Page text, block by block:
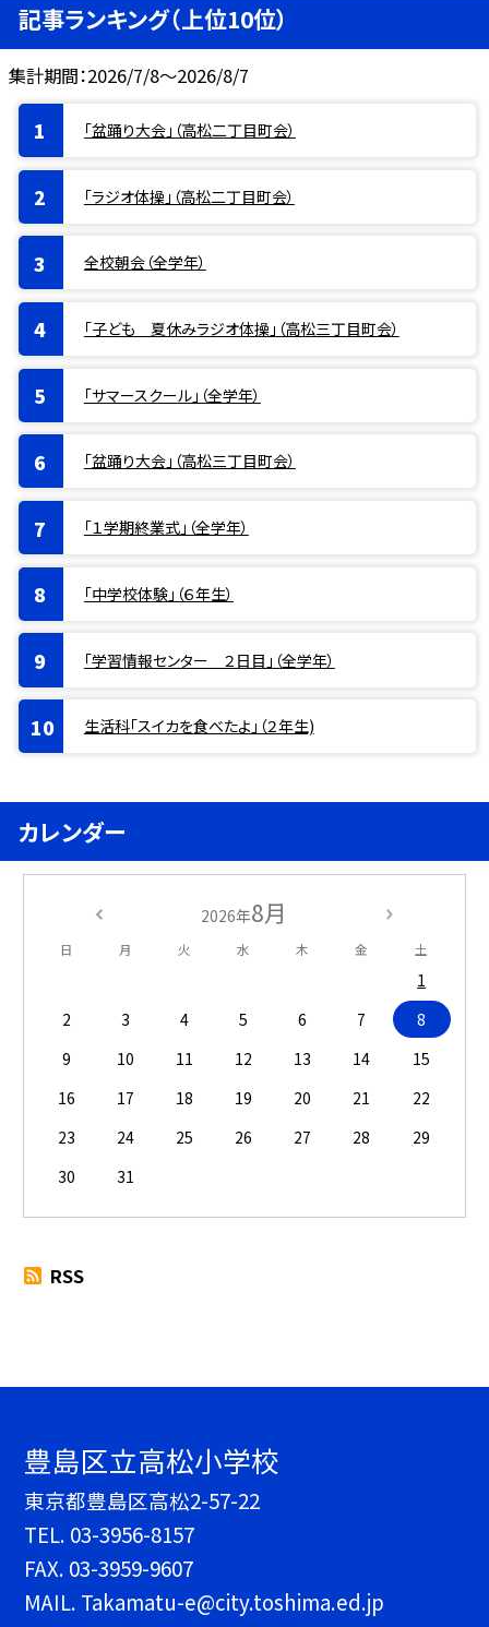
記事ランキング（上位10位）
集計期間：2026/7/8～2026/8/7
「盆踊り大会」（高松二丁目町会）
「ラジオ体操」（高松二丁目町会）
全校朝会（全学年）
「子ども 夏休みラジオ体操」（高松三丁目町会）
「サマースクール」（全学年）
「盆踊り大会」（高松三丁目町会）
「１学期終業式」（全学年）
「中学校体験」（６年生）
「学習情報センター ２日目」（全学年）
生活科「スイカを食べたよ」（２年生)
カレンダー
2026年8月
日 月 火 水 木 金 土
1
2
3 4 5 6 7
8
9
10 11 12 13 14
15
16
17 18 19 20 21
22
23
24 25 26 27 28
29
30
31
RSS
豊島区立高松小学校
東京都豊島区高松2-57-22
TEL. 03-3956-8157
FAX. 03-3959-9607
MAIL. Takamatu-e@city.toshima.ed.jp